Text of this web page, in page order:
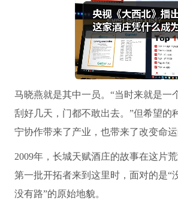
马晓燕就是其中一员。“当时来就是一
刮好几天，门都不敢出去。”但希望的
宁协作带来了产业，也带来了改变命运
2009年，长城天赋酒庄的故事在这片
第一批开拓者来到这里时，面对的是“
没有路”的原始地貌。